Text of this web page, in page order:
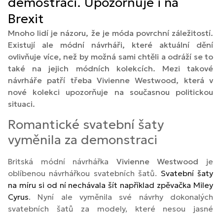
Brexit
Mnoho lidí je názoru, že je móda povrchní záležitostí.
Existují ale módní návrháři, které aktuální dění
ovlivňuje více, než by možná sami chtěli a odráží se to
také na jejich módních kolekcích. Mezi takové
návrháře patří třeba Vivienne Westwood, která v
nové kolekci upozorňuje na současnou politickou
situaci.
Romantické svatební šaty
vyměnila za demonstraci
Britská módní návrhářka Vivienne Westwood je
oblíbenou návrhářkou svatebních šatů. Svatební šaty
na míru si od ní nechávala šít například zpěvačka Miley
Cyrus. Nyní ale vyměnila své návrhy dokonalých
svatebních šatů za modely, které nesou jasné